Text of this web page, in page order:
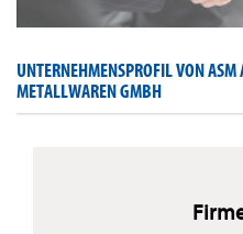
UNTERNEHMENSPROFIL VON ASM
METALLWAREN GMBH